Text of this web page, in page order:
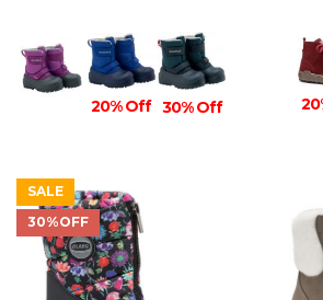
20% Off 30% Off
SALE
30%OFF